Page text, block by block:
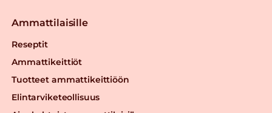
Ammattilaisille
Reseptit
Ammattikeittiöt
Tuotteet ammattikeittiöön
Elintarviketeollisuus